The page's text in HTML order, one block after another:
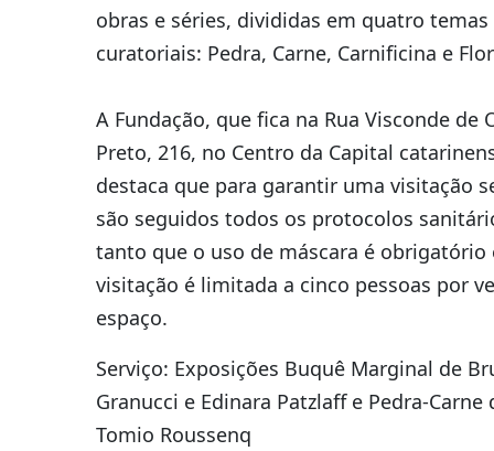
obras e séries, divididas em quatro temas
curatoriais: Pedra, Carne, Carnificina e
A Fundação, que fica na Rua Visconde de
Preto, 216, no Centro da Capital
destaca que para garantir uma visitação
são seguidos todos os protocolos
tanto que o uso de máscara é obrigatório
visitação é limitada a cinco pessoas por
espaço.
Serviço: Exposições Buquê Marginal de
Granucci e Edinara Patzlaff e Pedra-Carne
Tomio Roussenq